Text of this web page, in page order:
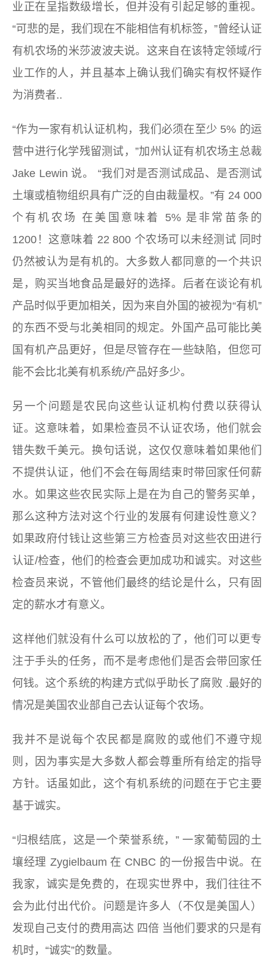
业正在呈指数级增长，但并没有引起足够的重视。
“可悲的是，我们现在不能相信有机标签，”曾经认证
有机农场的米莎波波夫说。这来自在该特定领域/行
业工作的人，并且基本上确认我们确实有权怀疑作
为消费者..
“作为一家有机认证机构，我们必须在至少 5% 的运
营中进行化学残留测试，”加州认证有机农场主总裁
Jake Lewin 说。 “我们对是否测试成品、是否测试
土壤或植物组织具有广泛的自由裁量权。”有 24 000
个有机农场
在美国意味着 5% 是非常苗条的
1200！这意味着 22 800 个农场可以未经测试 同时
仍然被认为是有机的。大多数人都同意的一个共识
是，购买当地食品是最好的选择。后者在谈论有机
产品时似乎更加相关，因为来自外国的被视为“有机”
的东西不受与北美相同的规定。外国产品可能比美
国有机产品更好，但是尽管存在一些缺陷，但您可
能不会比北美有机系统/产品好多少。
另一个问题是农民向这些认证机构付费以获得认
证。这意味着，如果检查员不认证农场，他们就会
错失数千美元。换句话说，这仅仅意味着如果他们
不提供认证，他们不会在每周结束时带回家任何薪
水。如果这些农民实际上是在为自己的警务买单，
那么这种方法对这个行业的发展有何建设性意义？
如果政府付钱让这些第三方检查员对这些农田进行
认证/检查，他们的检查会更加成功和诚实。对这些
检查员来说，不管他们最终的结论是什么，只有固
定的薪水才有意义。
这样他们就没有什么可以放松的了，他们可以更专
注于手头的任务，而不是考虑他们是否会带回家任
何钱。这个系统的构建方式似乎助长了腐败 .最好的
情况是美国农业部自己去认证每个农场。
我并不是说每个农民都是腐败的或他们不遵守规
则，因为事实是大多数人都会尊重所有给定的指导
方针。话虽如此，这个有机系统的问题在于它主要
基于诚实。
“归根结底，这是一个荣誉系统，”一家葡萄园的土
壤经理 Zygielbaum 在 CNBC 的一份报告中说。在
我家，诚实是免费的，在现实世界中，我们往往不
会为此付出代价。问题是许多人（不仅是美国人）
发现自己支付的费用高达 四倍 当他们要求的只是有
机时，“诚实”的数量。